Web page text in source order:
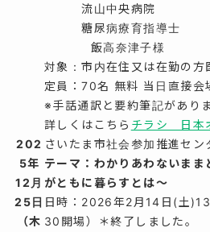
流山中央病院
糖尿病療育指導士
飯高奈津子様
対象：市内在住又は在勤の方
定員：70名 無料 当日直接会
※手話通訳と要約筆記があり
詳しくはこちら チラシ 日本
202
5年
12月
25日
（木
さいたま市社会参加推進セ
テーマ：わかりあわないま
がともに暮らすとは～
日時：2026年2月14日(土
30開場）＊終了しました。